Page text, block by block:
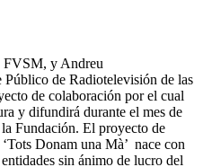
FVSM, y Andreu
de Radiotelevisión de las
de colaboración por el cual
y difundirá durante el mes de
Fundación. El proyecto de
Donam una Mà’ nace con
sin ánimo de lucro del